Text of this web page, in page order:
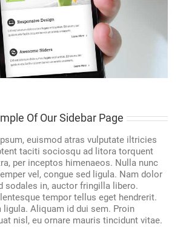
Of Our Sidebar Page
euismod atras vulputate iltricies
taciti sociosqu ad litora torquent
per inceptos himenaeos. Nulla nunc
vel, congue sed ligula. Nam dolor
sodales in, auctor fringilla libero.
tempor tellus eget hendrerit.
ligula. Aliquam id dui sem. Proin
nisl, eu ornare mauris tincidunt vitae.